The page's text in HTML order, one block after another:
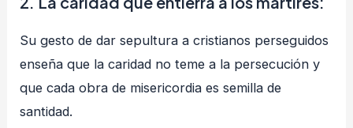
Su gesto de dar sepultura a cristianos perseguidos
enseña que la caridad no teme a la persecución y
que cada obra de misericordia es semilla de
santidad.